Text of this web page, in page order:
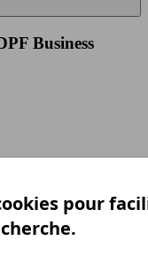
Business
pour